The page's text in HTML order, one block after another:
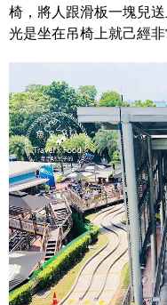
椅，將人跟滑板一塊兒送
光是坐在吊椅上就己經